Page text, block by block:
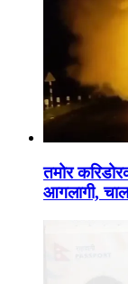
तमोर
आगलागी,